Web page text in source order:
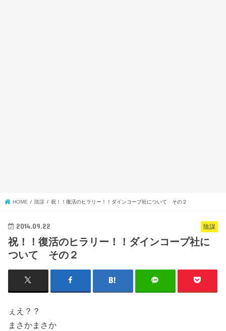
HOME 陰謀 祝！！復活のヒラリー！！ダインコープ社について その２
陰謀
2014.09.22
祝！！復活のヒラリー！！ダインコープ社に
ついて その２
ぇえ？？
まさかまさか